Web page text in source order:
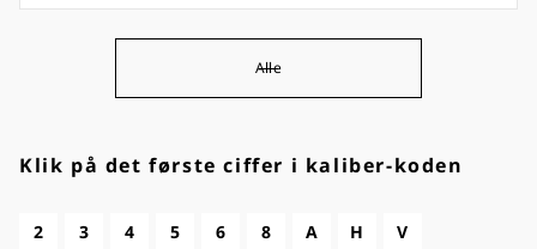
Alle
Klik på det første ciffer i kaliber-koden
2 3 4 5 6 8 A H V